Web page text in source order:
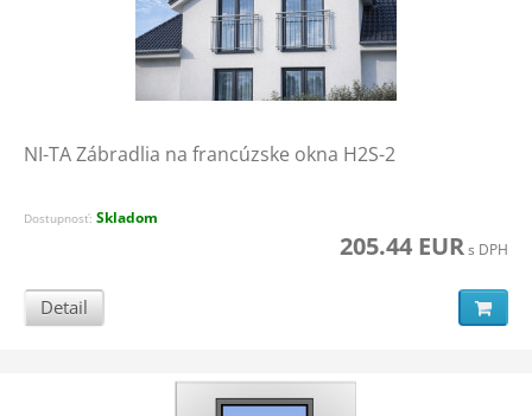
NI-TA Zábradlia na francúzske okna H2S-2
Dostupnosť: Skladom
205.44 EURs DPH
Detail